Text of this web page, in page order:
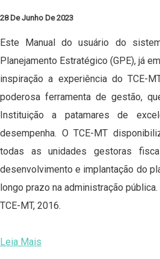
28 De Junho De 2023
Este Manual do usuário do
Planejamento Estratégico (GPE), já
inspiração a experiência do TCE-
poderosa ferramenta de gestão,
Instituição a patamares de
desempenha. O TCE-MT
todas as unidades gestoras
desenvolvimento e implantação do
longo prazo na administração pública.
TCE-MT, 2016.
Leia Mais